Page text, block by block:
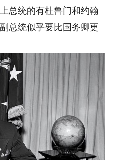
总统的有杜鲁门和约翰
总统似乎要比国务卿更